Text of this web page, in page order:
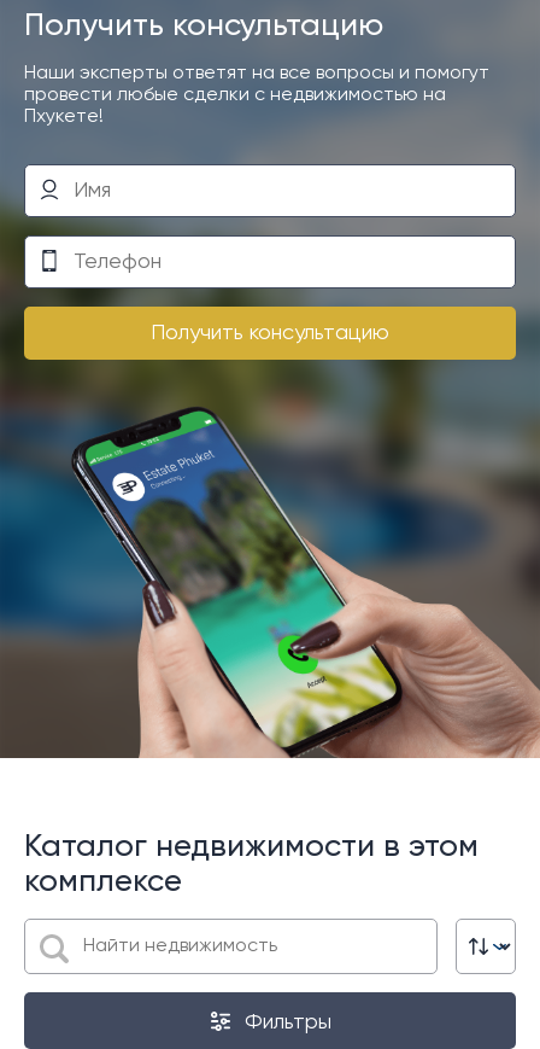
Получить консультацию
Наши эксперты ответят на все вопросы и помогут
провести любые сделки с недвижимостью на
Пхукете!
Получить консультацию
Каталог недвижимости в этом
комплексе
Фильтры